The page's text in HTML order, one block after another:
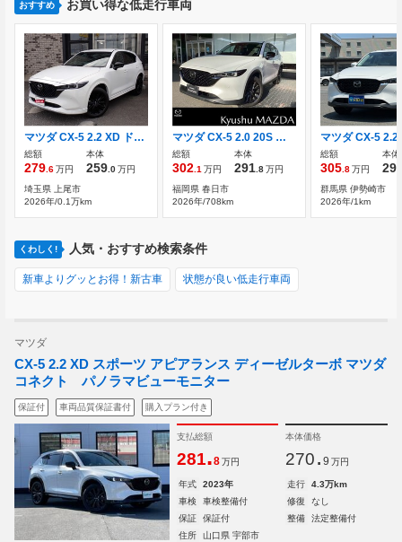
おすすめ お買い得な低走行車両
マツダ CX-5 2.2 XD ドライブ エディション ディーゼルターボ 後期型 純正10インチメモリーナビ
総額
279.6万円
本体
259.0万円
埼玉県 上尾市
2026年/0.1万km
マツダ CX-5 2.0 20S ブラック セレクション デモアップカー ナビ ワイヤレス受電
総額
302.1万円
本体
291.8万円
福岡県 春日市
2026年/708km
総額
305.8万円
本体
群馬県 伊勢崎市
2026年/1km
くわしく! 人気・おすすめ検索条件
新車よりグッとお得！新古車 状態が良い低走行車両
マツダ
CX-5 2.2 XD スポーツ アピアランス ディーゼルターボ マツダ
コネクト パノラマビューモニター
保証付 車両品質保証書付 購入プラン付き
支払総額
281.8 万円
本体価格
270. 9 万円
年式 2023年 走行
4.3万km
車検
車検整備付 修復
なし
保証
保証付 整備
法定整備付
住所
山口県 宇部市